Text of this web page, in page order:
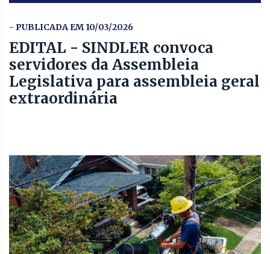
- PUBLICADA EM 10/03/2026
EDITAL - SINDLER convoca
servidores da Assembleia
Legislativa para assembleia geral
extraordinária